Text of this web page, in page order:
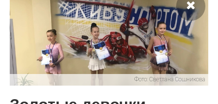
Чувство Родины — одно на
всех
28.07.2026
Фото: Светлана Сошникова